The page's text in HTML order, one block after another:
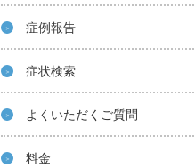
症例報告
症状検索
よくいただくご質問
料金